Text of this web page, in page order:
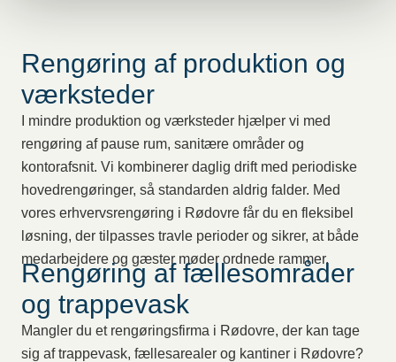
Rengøring af produktion og
værksteder
I mindre produktion og værksteder hjælper vi med
rengøring af pause rum, sanitære områder og
kontorafsnit. Vi kombinerer daglig drift med periodiske
hovedrengøringer, så standarden aldrig falder. Med
vores erhvervsrengøring i Rødovre får du en fleksibel
løsning, der tilpasses travle perioder og sikrer, at både
medarbejdere og gæster møder ordnede rammer.
Rengøring af fællesområder
og trappevask
Mangler du et rengøringsfirma i Rødovre, der kan tage
sig af trappevask, fællesarealer og kantiner i Rødovre?